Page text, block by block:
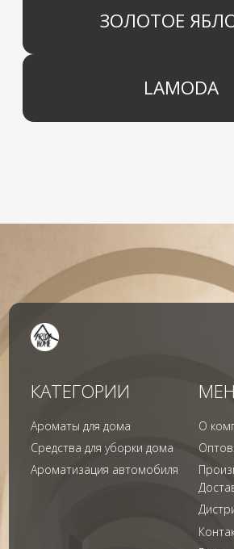
Контакты
КОМПАНИЯ
+7 (495) 136 69 40
Политика конфиденциальности